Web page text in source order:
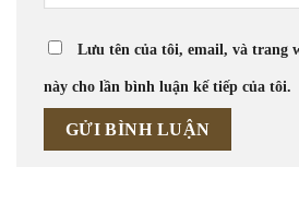
Lưu tên của tôi, email, và trang
này cho lần bình luận kế tiếp của tôi.